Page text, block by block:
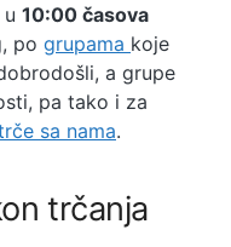
10:00 časova
po grupama koje
a grupe
pa tako i za
sa nama.
trčanja